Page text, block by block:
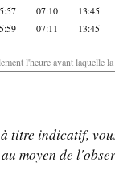
07:10 13:45
07:11 13:45
l'heure avant laquelle
titre indicatif,
moyen de